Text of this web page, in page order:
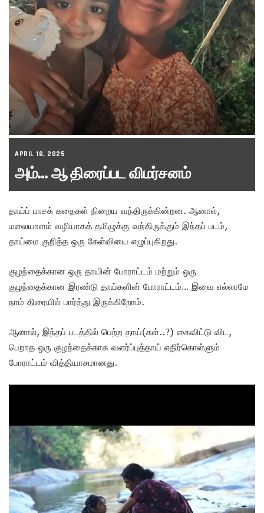
APRIL 18, 2025
அம்… ஆ திரைப்பட விமர்சனம்
தாய்ப் பாசக் கதைகள் நிறைய வந்திருக்கின்றன. ஆனால்,
மலையாளம் வழியாகத் தமிழுக்கு வந்திருக்கும் இந்தப் படம்,
தாய்மை குறித்த ஒரு கேள்வியை எழுப்புகிறது.
குழந்தைக்கான ஒரு தாயின் போராட்டம் மற்றும் ஒரு
குழந்தைக்கான இரண்டு தாய்களின் போராட்டம்… இவை எல்லாமே
நாம் திரையில் பார்த்து இருக்கிறோம்.
ஆனால், இந்தப் படத்தில் பெற்ற தாய்(கள்..?) கைவிட்டு விட,
பெறாத ஒரு குழந்தைக்காக வளர்ப்புத்தாய் எதிர்கொள்ளும்
போராட்டம் வித்தியாசமானது.